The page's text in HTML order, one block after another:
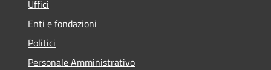
Uffici
Enti e fondazioni
Politici
Personale Amministrativo